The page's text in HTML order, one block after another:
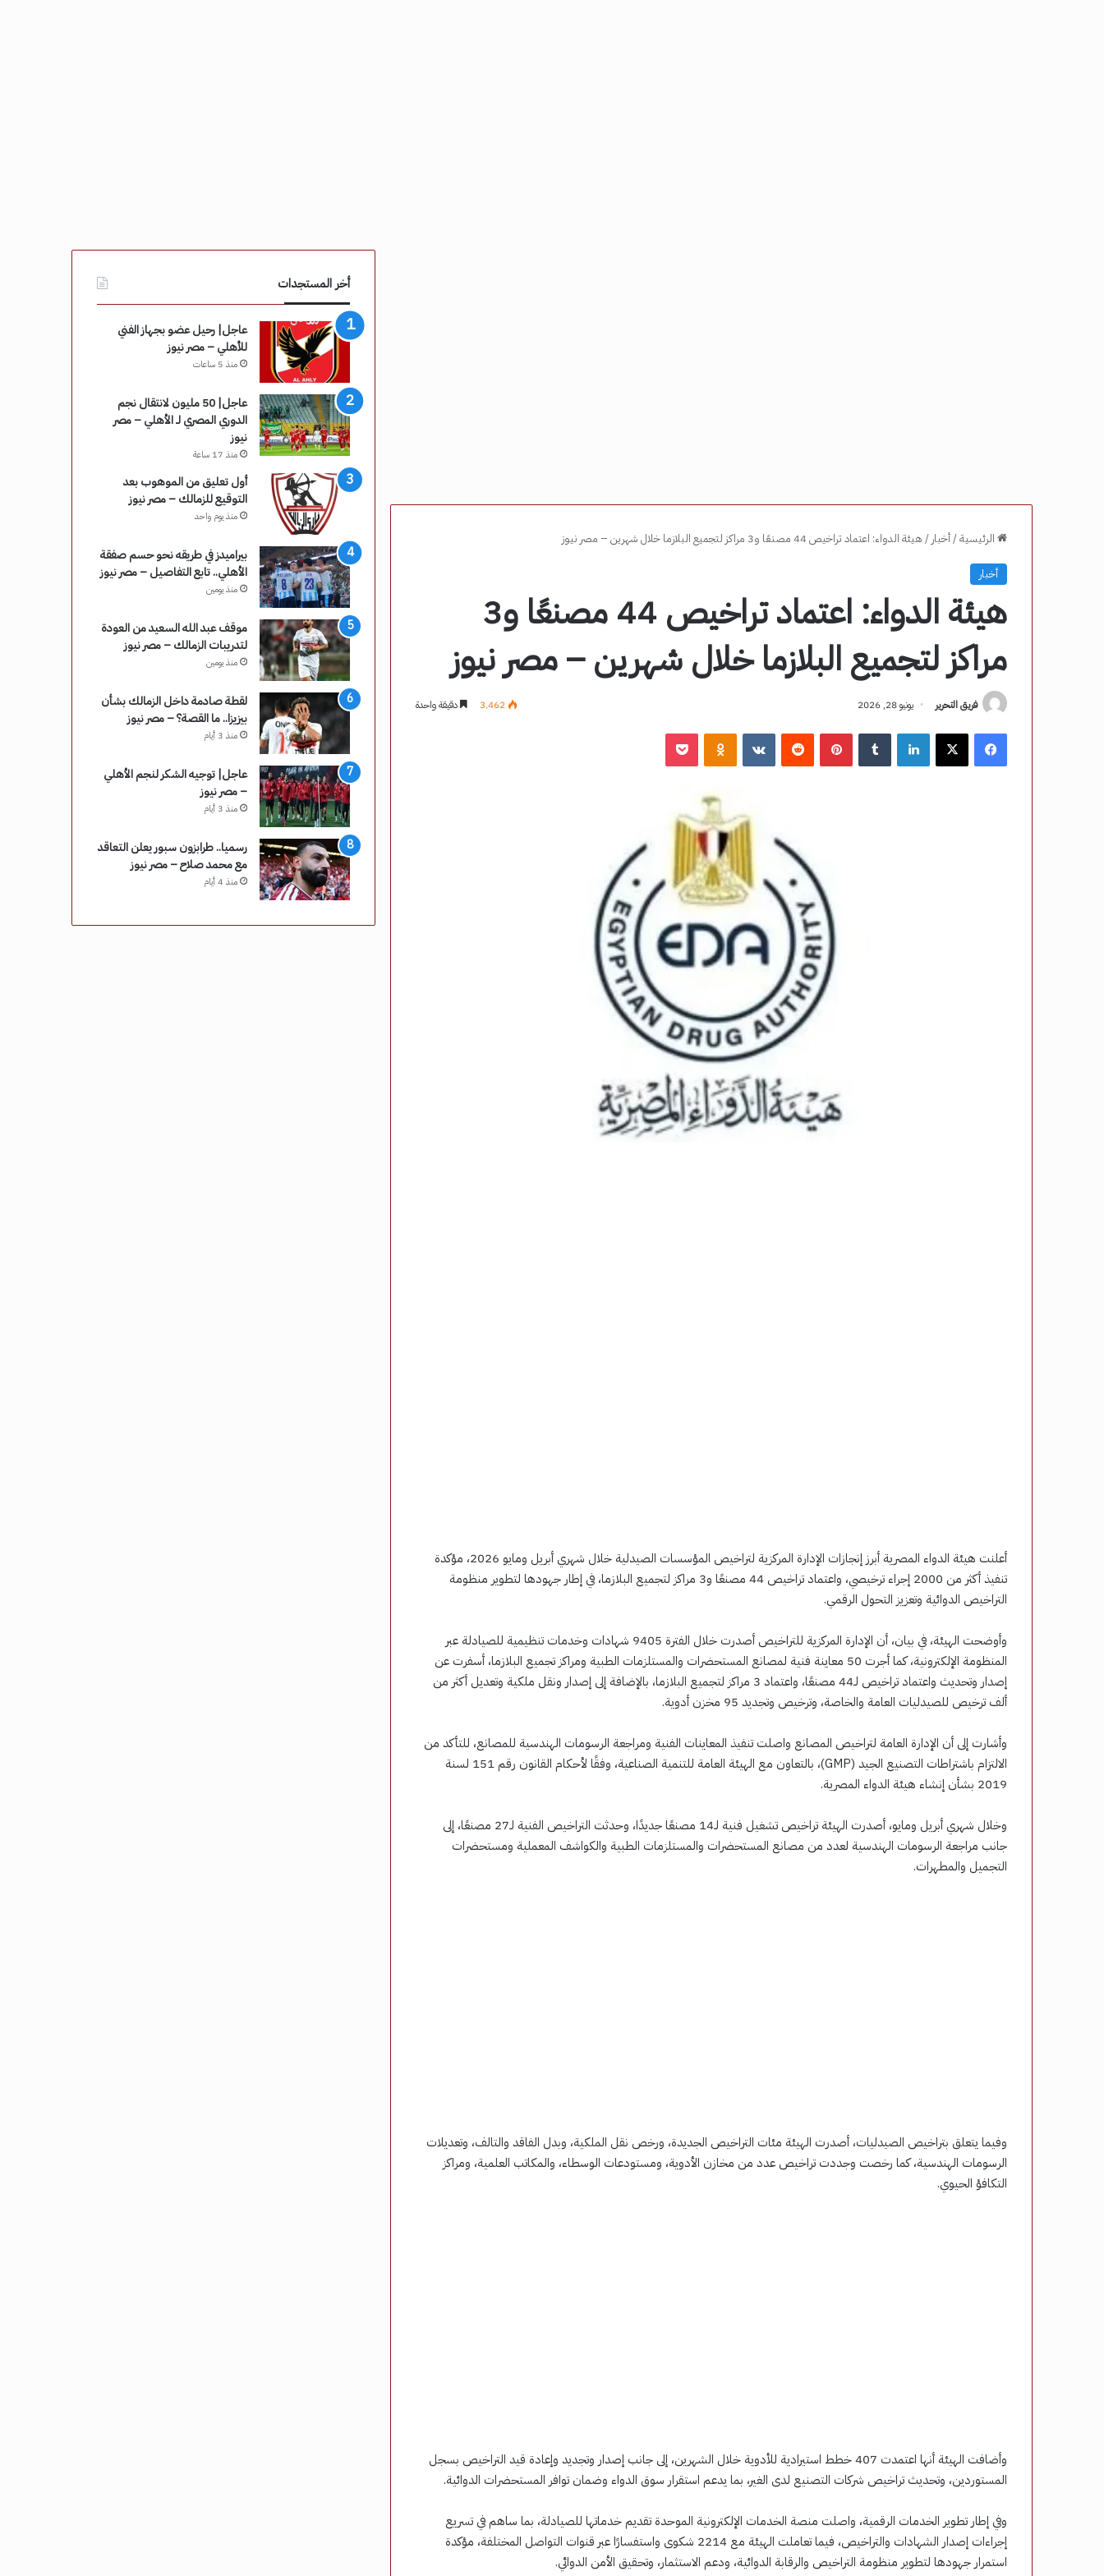
الرئيسية/أخبار / هيئة الدواء: اعتماد تراخيص 44 مصنعًا و3 مراكز لتجميع البلازما خلال شهرين – مصر نيوز
أخبار
هيئة الدواء: اعتماد تراخيص 44 مصنعًا و3
مراكز لتجميع البلازما خلال شهرين – مصر نيوز
فريق التحرير يونيو 28, 2026 3٬462 دقيقة واحدة
فيسبوك ‫X لينكدإن بينتيريست ‏VKontakte
أعلنت هيئة الدواء المصرية أبرز إنجازات الإدارة المركزية لتراخيص المؤسسات الصيدلية خلال شهري أبريل ومايو 2026، مؤكدة
تنفيذ أكثر من 2000 إجراء ترخيصي، واعتماد تراخيص 44 مصنعًا و3 مراكز لتجميع البلازما، في إطار جهودها لتطوير منظومة
التراخيص الدوائية وتعزيز التحول الرقمي.
وأوضحت الهيئة، في بيان، أن الإدارة المركزية للتراخيص أصدرت خلال الفترة 9405 شهادات وخدمات تنظيمية للصيادلة عبر
المنظومة الإلكترونية، كما أجرت 50 معاينة فنية لمصانع المستحضرات والمستلزمات الطبية ومراكز تجميع البلازما، أسفرت عن
إصدار وتحديث واعتماد تراخيص لـ44 مصنعًا، واعتماد 3 مراكز لتجميع البلازما، بالإضافة إلى إصدار ونقل ملكية وتعديل أكثر من
ألف ترخيص للصيدليات العامة والخاصة، وترخيص وتجديد 95 مخزن أدوية.
وأشارت إلى أن الإدارة العامة لتراخيص المصانع واصلت تنفيذ المعاينات الفنية ومراجعة الرسومات الهندسية للمصانع، للتأكد من
الالتزام باشتراطات التصنيع الجيد (GMP)، بالتعاون مع الهيئة العامة للتنمية الصناعية، وفقًا لأحكام القانون رقم 151 لسنة
2019 بشأن إنشاء هيئة الدواء المصرية.
وخلال شهري أبريل ومايو، أصدرت الهيئة تراخيص تشغيل فنية لـ14 مصنعًا جديدًا، وحدثت التراخيص الفنية لـ27 مصنعًا، إلى
جانب مراجعة الرسومات الهندسية لعدد من مصانع المستحضرات والمستلزمات الطبية والكواشف المعملية ومستحضرات
التجميل والمطهرات.
وفيما يتعلق بتراخيص الصيدليات، أصدرت الهيئة مئات التراخيص الجديدة، ورخص نقل الملكية، وبدل الفاقد والتالف، وتعديلات
الرسومات الهندسية، كما رخصت وجددت تراخيص عدد من مخازن الأدوية، ومستودعات الوسطاء، والمكاتب العلمية، ومراكز
التكافؤ الحيوي.
وأضافت الهيئة أنها اعتمدت 407 خطط استيرادية للأدوية خلال الشهرين، إلى جانب إصدار وتجديد وإعادة قيد التراخيص بسجل
المستوردين، وتحديث تراخيص شركات التصنيع لدى الغير، بما يدعم استقرار سوق الدواء وضمان توافر المستحضرات الدوائية.
وفي إطار تطوير الخدمات الرقمية، واصلت منصة الخدمات الإلكترونية الموحدة تقديم خدماتها للصيادلة، بما ساهم في تسريع
إجراءات إصدار الشهادات والتراخيص، فيما تعاملت الهيئة مع 2214 شكوى واستفسارًا عبر قنوات التواصل المختلفة، مؤكدة
استمرار جهودها لتطوير منظومة التراخيص والرقابة الدوائية، ودعم الاستثمار، وتحقيق الأمن الدوائي.
أخر المستجدات
عاجل| رحيل عضو بجهاز الفني
للأهلي – مصر نيوز
منذ 5 ساعات
عاجل| 50 مليون لانتقال نجم
الدوري المصري لـ الأهلي – مصر
نيوز
منذ 17 ساعة
أول تعليق من الموهوب بعد
التوقيع للزمالك – مصر نيوز
منذ يوم واحد
بيراميدز في طريقه نحو حسم صفقة
الأهلي.. تابع التفاصيل – مصر نيوز
منذ يومين
موقف عبد الله السعيد من العودة
لتدريبات الزمالك – مصر نيوز
منذ يومين
لقطة صادمة داخل الزمالك بشأن
بيزيزا.. ما القصة؟ – مصر نيوز
منذ 3 أيام
عاجل| توجيه الشكر لنجم الأهلي
– مصر نيوز
منذ 3 أيام
رسميا.. طرابزون سبور يعلن التعاقد
مع محمد صلاح – مصر نيوز
منذ 4 أيام